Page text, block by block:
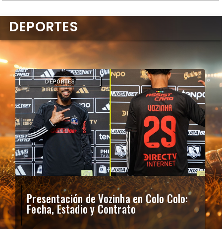
Presentación de Vozinha en Colo Colo:
Fecha, Estadio y Contrato
DEPORTES
DEPORTES